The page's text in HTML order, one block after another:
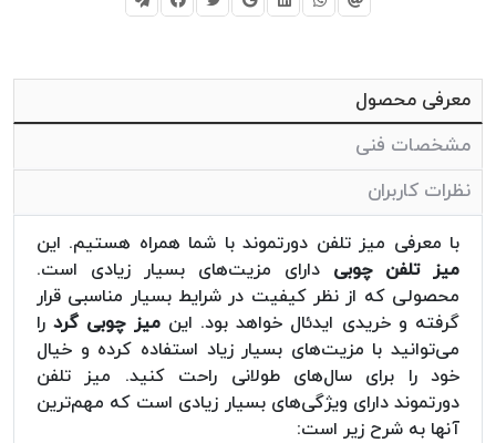
معرفی محصول
مشخصات فنی
نظرات کاربران
با معرفی میز تلفن دورتموند با شما همراه هستیم. این
میز تلفن چوبی دارای مزیت‌های بسیار زیادی است.
محصولی که از نظر کیفیت در شرایط بسیار مناسبی قرار
گرفته و خریدی ایدئال خواهد بود. اینمیز چوبی گردرا
می‌توانید با مزیت‌های بسیار زیاد استفاده کرده و خیال
خود را برای سال‌های طولانی راحت کنید. میز تلفن
دورتموند دارای ویژگی‌های بسیار زیادی است که مهم‌ترین
آنها به شرح زیر است: